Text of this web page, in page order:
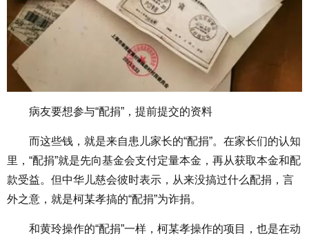
病友要想参与“配捐”，提前提交的资料
而这些钱，就是来自患儿家长的“配捐”。在家长们的认知
里，“配捐”就是先向基金会支付定量本金，再从获取本金和配
款受益。但中华儿慈会彼时表示，从来没搞过什么配捐，言
外之意，就是柯某孝搞的“配捐”为诈捐。
和黄玲操作的“配捐”一样，柯某孝操作的项目，也是在动